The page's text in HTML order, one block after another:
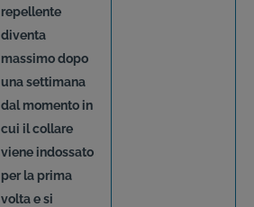
repellente
diventa
massimo dopo
una settimana
dal momento in
cui il collare
viene indossato
per la prima
volta e si